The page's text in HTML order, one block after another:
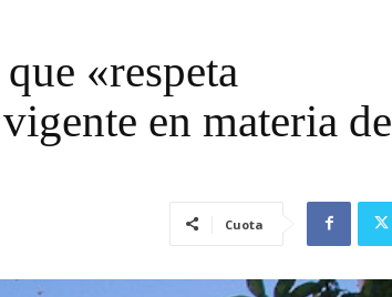
«respeta
en materia de
Cuota